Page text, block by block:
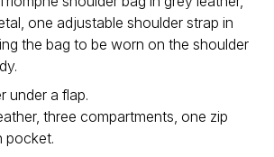
one adjustable shoulder strap in
the bag to be worn on the shoulder
under a flap.
three compartments, one zip
pocket.